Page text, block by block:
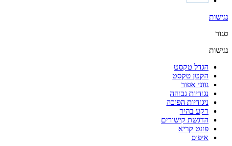
נגישות
סגור
נגישות
הגדל טקסט
הקטן טקסט
גווני אפור
נגודיות גבוהה
ניגודיות הפוכה
רקע בהיר
הדגשת קישורים
פונט קריא
איפוס